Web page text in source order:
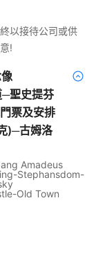
以接待公司或供
!
聖史提芬
票及安排
)─古姆洛
Amadeus
Stephansdom-
Old Town